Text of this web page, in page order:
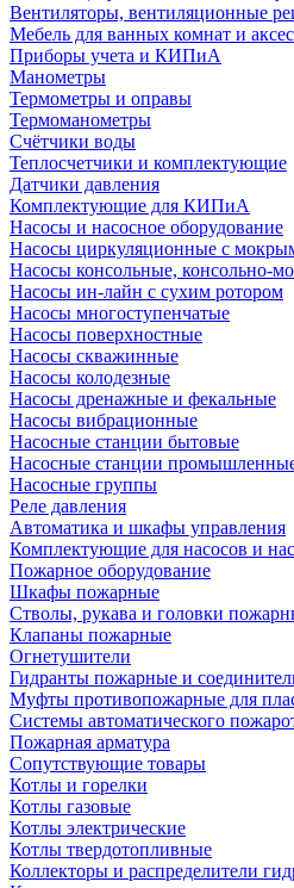
Вентиляторы, вентиляционные
Мебель для ванных комнат и
Приборы учета и КИПиА
Манометры
Термометры и оправы
Термоманометры
Счётчики воды
Теплосчетчики и комплектующие
Датчики давления
Комплектующие для КИПиА
Насосы и насосное оборудование
Насосы циркуляционные с
Насосы консольные, консольно-
Насосы ин-лайн с сухим ротором
Насосы многоступенчатые
Насосы поверхностные
Насосы скважинные
Насосы колодезные
Насосы дренажные и фекальные
Насосы вибрационные
Насосные станции бытовые
Насосные станции
Насосные группы
Реле давления
Автоматика и шкафы управления
Комплектующие для насосов и
Пожарное оборудование
Шкафы пожарные
Стволы, рукава и головки
Клапаны пожарные
Огнетушители
Гидранты пожарные и
Муфты противопожарные для
Системы автоматического
Пожарная арматура
Сопутствующие товары
Котлы и горелки
Котлы газовые
Котлы электрические
Котлы твердотопливные
Коллекторы и распределители